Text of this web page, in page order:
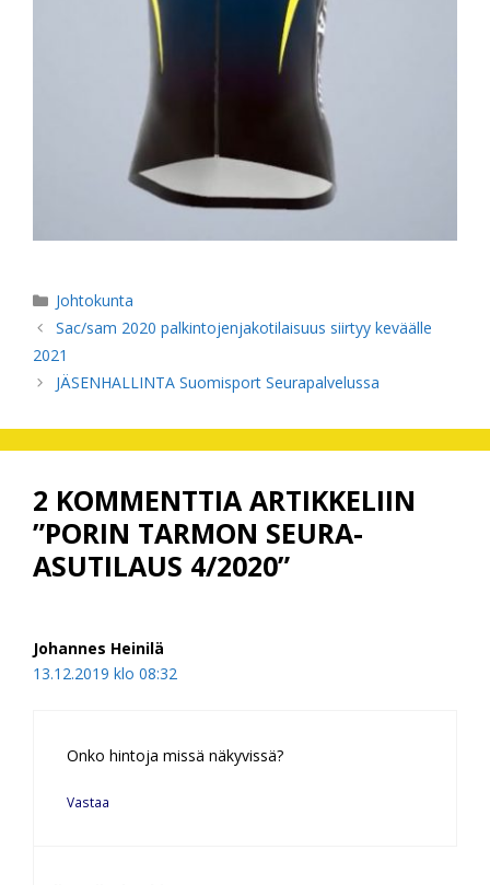
Kategoriat
Johtokunta
Sac/sam 2020 palkintojenjakotilaisuus siirtyy keväälle
2021
JÄSENHALLINTA Suomisport Seurapalvelussa
2 KOMMENTTIA ARTIKKELIIN
”PORIN TARMON SEURA-
ASUTILAUS 4/2020”
Johannes Heinilä
13.12.2019 klo 08:32
Onko hintoja missä näkyvissä?
Vastaa